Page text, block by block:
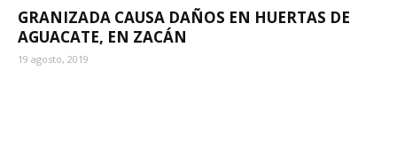
GRANIZADA CAUSA DAÑOS EN HUERTAS DE
AGUACATE, EN ZACÁN
19 agosto, 2019